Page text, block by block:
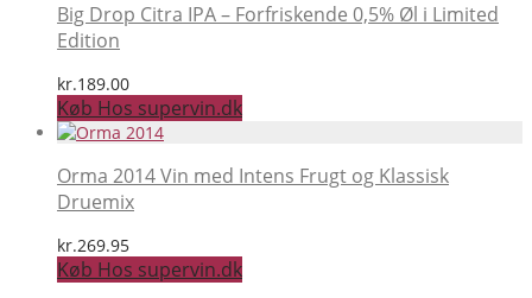
Big Drop Citra IPA – Forfriskende 0,5% Øl i Limited
Edition
kr.189.00
Køb Hos supervin.dk
Orma 2014 Vin med Intens Frugt og Klassisk
Druemix
kr.269.95
Køb Hos supervin.dk